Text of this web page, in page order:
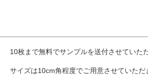
10枚まで無料でサンプルを送付させていた
サイズは10cm角程度でご用意させていた